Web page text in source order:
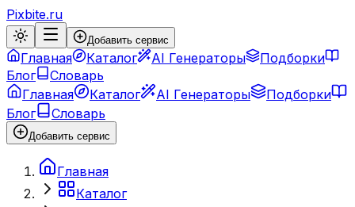
Pixbite.ru
Добавить сервис
Главная Каталог AI Генераторы
Подборки
Блог
Словарь
Главная
Каталог AI Генераторы
Подборки
Блог
Словарь
Добавить сервис
Главная
Каталог